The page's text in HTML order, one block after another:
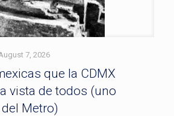
7, 2026
que la CDMX
vista de todos (uno
Metro)